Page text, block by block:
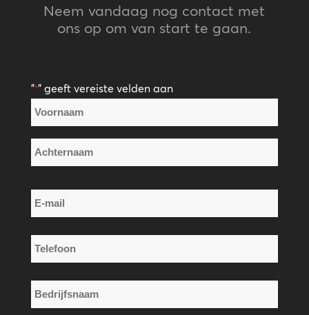
Neem vandaag nog contact met
ons op om van start te gaan.
"*" geeft vereiste velden aan
Naam
*
E-
mail
*
Telefoon
*
Bedrijfsnaam
*